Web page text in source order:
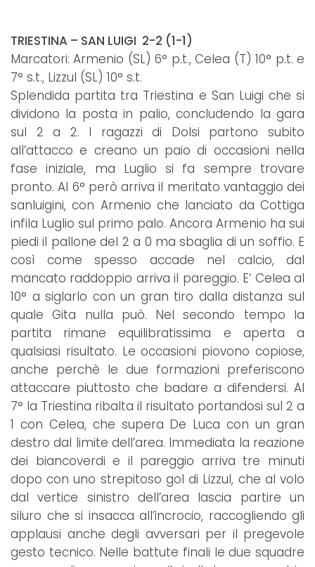
TRIESTINA – SAN LUIGI 2-2 (1-1)
Marcatori: Armenio (SL) 6° p.t., Celea (T) 10° p.t. e
7° s.t., Lizzul (SL) 10° s.t.
Splendida partita tra Triestina e San Luigi che si
dividono la posta in palio, concludendo la gara
sul 2 a 2. I ragazzi di Dolsi partono subito
all’attacco e creano un paio di occasioni nella
fase iniziale, ma Luglio si fa sempre trovare
pronto. Al 6° però arriva il meritato vantaggio dei
sanluigini, con Armenio che lanciato da Cottiga
infila Luglio sul primo palo. Ancora Armenio ha sui
piedi il pallone del 2 a 0 ma sbaglia di un soffio. E
così come spesso accade nel calcio, dal
mancato raddoppio arriva il pareggio. E’ Celea al
10° a siglarlo con un gran tiro dalla distanza sul
quale Gita nulla può. Nel secondo tempo la
partita rimane equilibratissima e aperta a
qualsiasi risultato. Le occasioni piovono copiose,
anche perchè le due formazioni preferiscono
attaccare piuttosto che badare a difendersi. Al
7° la Triestina ribalta il risultato portandosi sul 2 a
1 con Celea, che supera De Luca con un gran
destro dal limite dell’area. Immediata la reazione
dei biancoverdi e il pareggio arriva tre minuti
dopo con uno strepitoso gol di Lizzul, che al volo
dal vertice sinistro dell’area lascia partire un
siluro che si insacca all’incrocio, raccogliendo gli
applausi anche degli avversari per il pregevole
gesto tecnico. Nelle battute finali le due squadre